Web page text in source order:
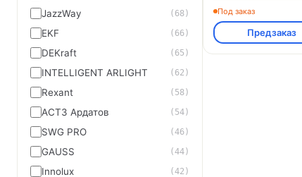
JazzWay (68)
EKF (66)
DEKraft (65)
INTELLIGENT ARLIGHT (62)
Rexant (58)
АСТЗ Ардатов (54)
SWG PRO (46)
GAUSS (44)
Innolux (42)
Под заказ
Предзаказ